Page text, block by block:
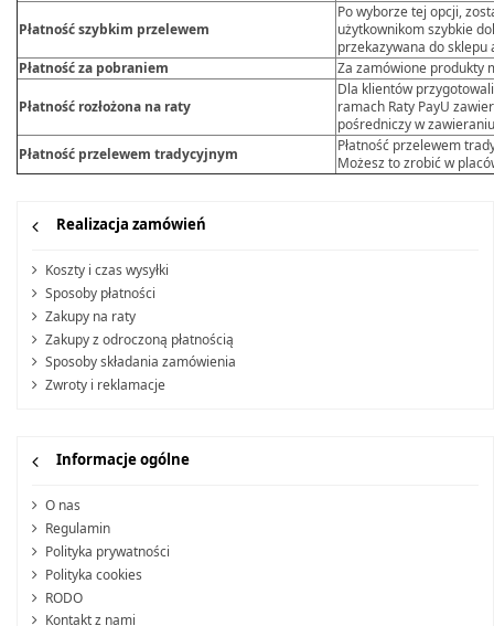
Płatność szybkim przelewem
Po wyborze tej opcji,
użytkownikom szybkie
przekazywana do
Płatność za pobraniem
Za zamówione produkty
Płatność rozłożona na raty
Dla klientów
ramach Raty PayU
pośredniczy w
Płatność przelewem tradycyjnym
Płatność przelewem
Możesz to zrobić w
Realizacja zamówień
Koszty i czas wysyłki
Sposoby płatności
Zakupy na raty
Zakupy z odroczoną płatnością
Sposoby składania zamówienia
Zwroty i reklamacje
Informacje ogólne
O nas
Regulamin
Polityka prywatności
Polityka cookies
RODO
Kontakt z nami